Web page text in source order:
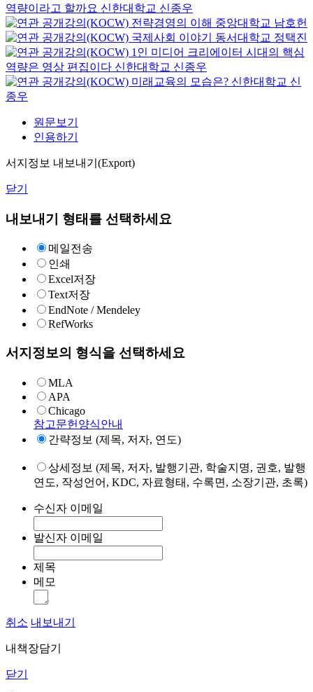
역량이라고 할까요 신한대학교 신종우
전략경영의 이해 중앙대학교 남호헌
국제사회 이야기
동서대학교 정택진
1인 미디어 크리에이터 시대의 핵심
역량은 영상 편집이다 신한대학교 신종우
미래교육의 모습은? 신한대학교 신
종우
원문보기
인용하기
서지정보 내보내기(Export)
닫기
내보내기 형태를 선택하세요
메일전송
인쇄
Excel저장
Text저장
EndNote / Mendeley
RefWorks
서지정보의 형식을 선택하세요
MLA
APA
Chicago
참고문헌양식안내
간략정보 (제목, 저자, 연도)
상세정보 (제목, 저자, 발행기관, 학술지명, 권호, 발행
연도, 작성언어, KDC, 자료형태, 수록면, 소장기관, 초록)
수신자 이메일
발신자 이메일
제목
메모
취소 내보내기
내책장담기
닫기